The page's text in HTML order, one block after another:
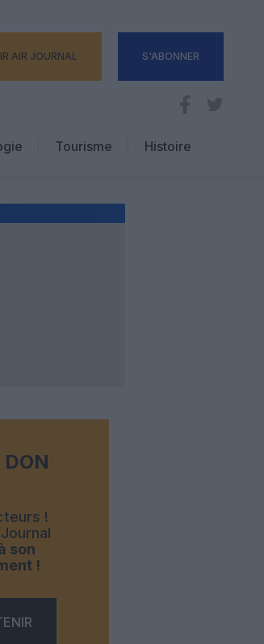
AIR JOURNAL S'ABONNER
Tourisme
Hôtellerie
Histoire
DON
!
son
!